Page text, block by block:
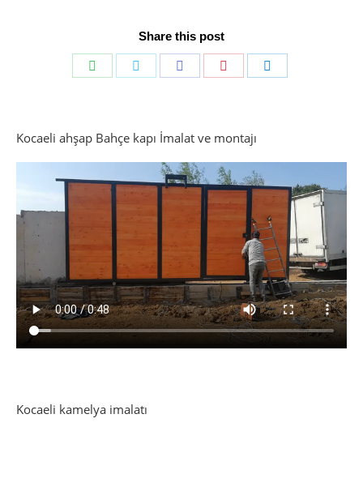
Share this post
Kocaeli ahşap Bahçe kapı İmalat ve montajı
Kocaeli kamelya imalatı